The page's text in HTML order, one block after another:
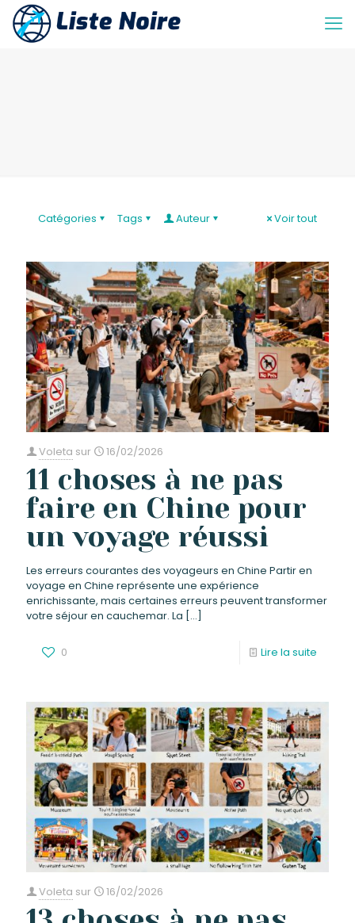
Catégories Tags Auteur Voir tout
Voleta sur 16/02/2026
11 choses à ne pas
faire en Chine pour
un voyage réussi
Les erreurs courantes des voyageurs en Chine Partir en
voyage en Chine représente une expérience
enrichissante, mais certaines erreurs peuvent transformer
votre séjour en cauchemar. La […]
0 Lire la suite
Voleta sur 16/02/2026